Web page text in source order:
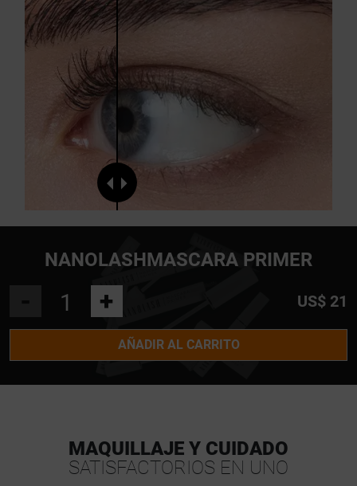
NANOLASHMASCARA PRIMER
+ US$ 21
AÑADIR AL CARRITO
MAQUILLAJE Y CUIDADO
SATISFACTORIOS EN UNO